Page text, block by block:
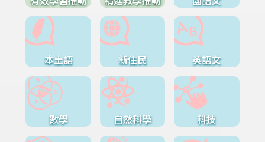
本土語 新住民 英語文
數學 自然科學 科技